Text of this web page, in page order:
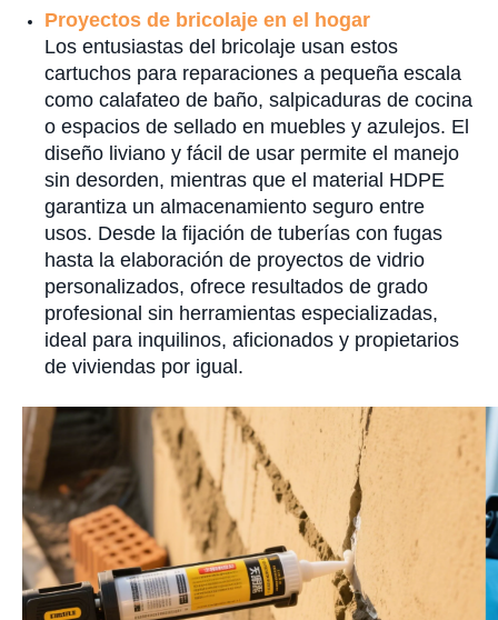
Proyectos de bricolaje en el hogar
Los entusiastas del bricolaje usan estos
cartuchos para reparaciones a pequeña escala
como calafateo de baño, salpicaduras de cocina
o espacios de sellado en muebles y azulejos. El
diseño liviano y fácil de usar permite el manejo
sin desorden, mientras que el material HDPE
garantiza un almacenamiento seguro entre
usos. Desde la fijación de tuberías con fugas
hasta la elaboración de proyectos de vidrio
personalizados, ofrece resultados de grado
profesional sin herramientas especializadas,
ideal para inquilinos, aficionados y propietarios
de viviendas por igual.